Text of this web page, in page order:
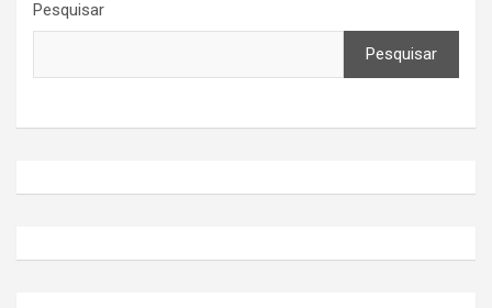
Pesquisar
Pesquisar